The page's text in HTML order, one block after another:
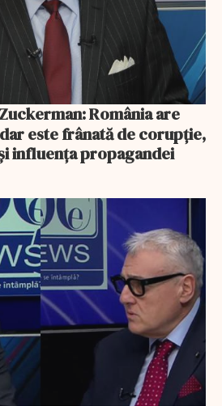
este frânată de corupție,
influența propagandei